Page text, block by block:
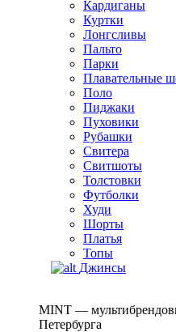
Кардиганы
Куртки
Лонгсливы
Пальто
Парки
Плавательные
Поло
Пиджаки
Пуховики
Рубашки
Свитера
Свитшоты
Толстовки
Футболки
Худи
Шорты
Платья
Топы
Джинсы
MINT —
Петербурга